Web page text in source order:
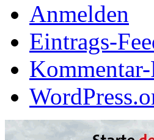
Anmelden
Eintrags-
Kommentar-